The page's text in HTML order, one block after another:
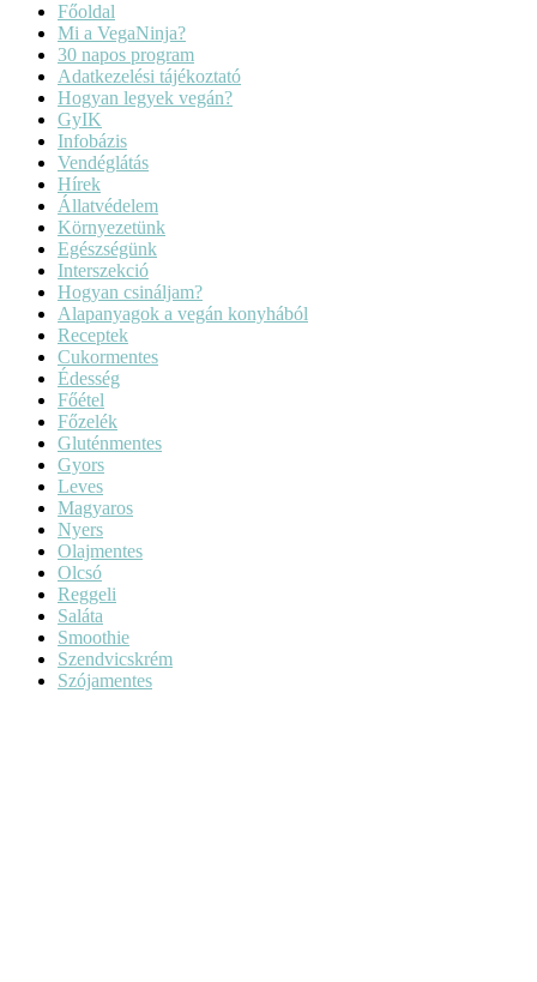
Főoldal
Mi a VegaNinja?
30 napos program
Adatkezelési tájékoztató
Hogyan legyek vegán?
GyIK
Infobázis
Vendéglátás
Hírek
Állatvédelem
Környezetünk
Egészségünk
Interszekció
Hogyan csináljam?
Alapanyagok a vegán konyhából
Receptek
Cukormentes
Édesség
Főétel
Főzelék
Gluténmentes
Gyors
Leves
Magyaros
Nyers
Olajmentes
Olcsó
Reggeli
Saláta
Smoothie
Szendvicskrém
Szójamentes